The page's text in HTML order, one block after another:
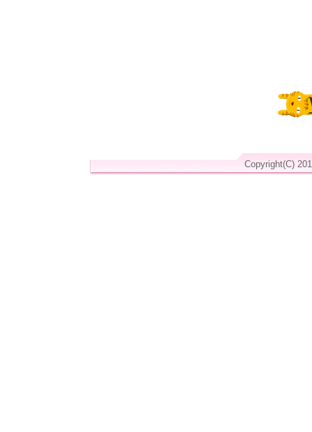
Copyright(C)